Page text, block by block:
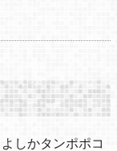
しかタンポポコ